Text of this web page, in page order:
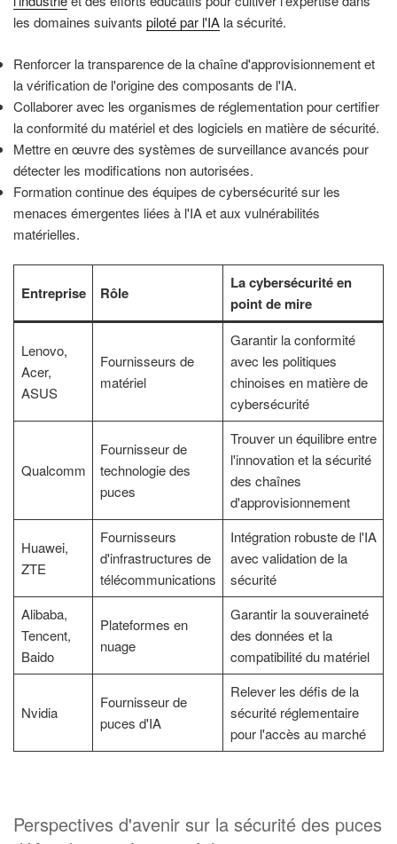
les domaines suivants piloté par l'IA la sécurité.
Renforcer la transparence de la chaîne d'approvisionnement et
la vérification de l'origine des composants de l'IA.
Collaborer avec les organismes de réglementation pour certifier
la conformité du matériel et des logiciels en matière de sécurité.
Mettre en œuvre des systèmes de surveillance avancés pour
détecter les modifications non autorisées.
Formation continue des équipes de cybersécurité sur les
menaces émergentes liées à l'IA et aux vulnérabilités
matérielles.
Entreprise Rôle
La cybersécurité en
point de mire
Lenovo,
Acer,
ASUS
Fournisseurs de
matériel
Garantir la conformité
avec les politiques
chinoises en matière de
cybersécurité
Qualcomm
Fournisseur de
technologie des
puces
Trouver un équilibre entre
l'innovation et la sécurité
des chaînes
d'approvisionnement
Huawei,
ZTE
Fournisseurs
d'infrastructures de
télécommunications
Intégration robuste de l'IA
avec validation de la
sécurité
Alibaba,
Tencent,
Baido
Plateformes en
nuage
Garantir la souveraineté
des données et la
compatibilité du matériel
Nvidia
Fournisseur de
puces d'IA
Relever les défis de la
sécurité réglementaire
pour l'accès au marché
Perspectives d'avenir sur la sécurité des puces